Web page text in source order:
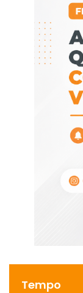
Tempo